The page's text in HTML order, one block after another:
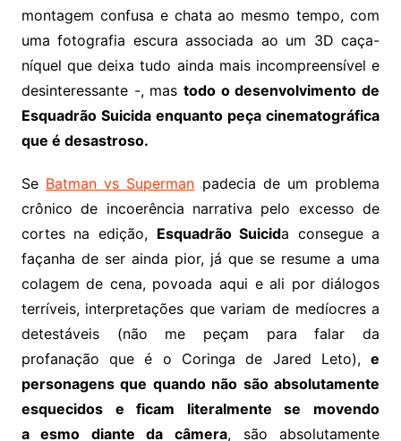
montagem confusa e chata ao mesmo tempo, com
uma fotografia escura associada ao um 3D caça-
níquel que deixa tudo ainda mais incompreensível e
desinteressante -, mas todo o desenvolvimento de
Esquadrão Suicida enquanto peça cinematográfica
que é desastroso.
Se Batman vs Superman padecia de um problema
crônico de incoerência narrativa pelo excesso de
cortes na edição, Esquadrão Suicida consegue a
façanha de ser ainda pior, já que se resume a uma
colagem de cena, povoada aqui e ali por diálogos
terríveis, interpretações que variam de medíocres a
detestáveis (não me peçam para falar da
profanação que é o Coringa de Jared Leto),e
personagens que quando não são absolutamente
esquecidos e ficam literalmente se movendo
a esmo diante da câmera, são absolutamente